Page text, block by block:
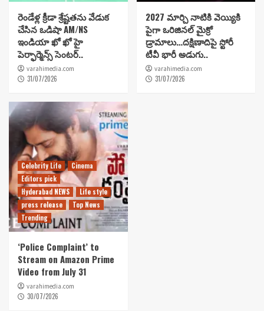
రెండేళ్ల క్రీడా శ్రేష్టతను వేడుక
చేసిన ఒడిషా AM/NS
ఇండియా ఖో ఖో హై
పెర్ఫార్మెన్స్ సెంటర్..
varahimedia.com
31/07/2026
2027 మార్చి నాటికి వెయ్యికి
పైగా ఒరిజినల్ మైక్రో
డ్రామాలు…దక్షిణాదిపై స్టోరీ
టీవీ భారీ అడుగు..
varahimedia.com
31/07/2026
Celebrity Life
Cinema
Editors pick
Hyderabad NEWS
Life style
press release
Top News
Trending
‘Police Complaint’ to
Stream on Amazon Prime
Video from July 31
varahimedia.com
30/07/2026